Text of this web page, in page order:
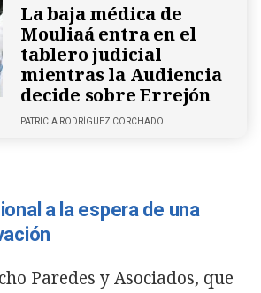
La baja médica de
Mouliaá entra en el
tablero judicial
mientras la Audiencia
decide sobre Errejón
PATRICIA RODRÍGUEZ CORCHADO
a la espera de una
Paredes y Asociados, que